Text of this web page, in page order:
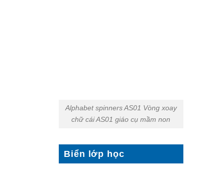
Alphabet spinners AS01 Vòng xoay
chữ cái AS01 giáo cụ mầm non
Biển lớp học